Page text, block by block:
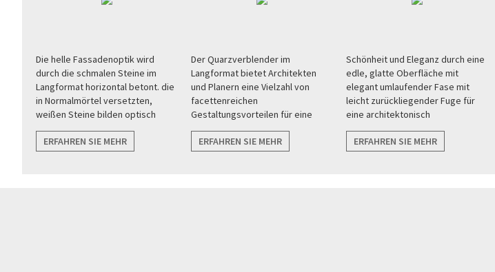
Die helle Fassadenoptik wird
durch die schmalen Steine im
Langformat horizontal betont. die
in Normalmörtel versetzten,
weißen Steine bilden optisch
harmonische Übergänge zu
angrenzenden Flächen wie zu
Fenstern, und Türen.
ERFAHREN SIE MEHR
Der Quarzverblender im
Langformat bietet Architekten
und Planern eine Vielzahl von
facettenreichen
Gestaltungsvorteilen für eine
puristisch, klare
Fassadenarchitektur.
ERFAHREN SIE MEHR
Schönheit und Eleganz durch eine
edle, glatte Oberfläche mit
elegant umlaufender Fase mit
leicht zurückliegender Fuge für
eine architektonisch
wirkungsvolle Optik der Fassade.
ERFAHREN SIE MEHR